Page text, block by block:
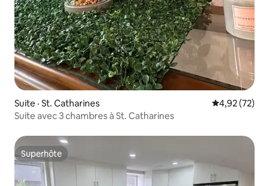
Suite · St. Catharines Note
4,92 (72)
Suite avec 3 chambres à St. Catharines
Superhôte
Superhôte